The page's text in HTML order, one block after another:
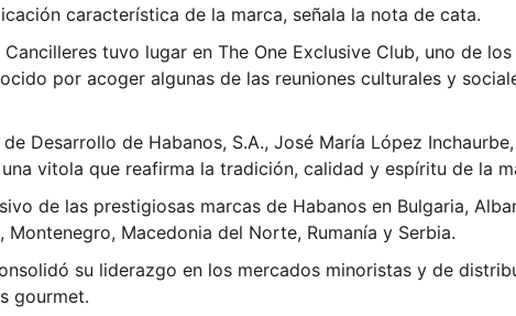
característica de la marca, señala la nota de cata.
tuvo lugar en The One Exclusive Club, uno de
por acoger algunas de las reuniones culturales y
Desarrollo de Habanos, S.A., José María López
vitola que reafirma la tradición, calidad y espíritu de la
de las prestigiosas marcas de Habanos en Bulgaria,
Montenegro, Macedonia del Norte, Rumanía y Serbia.
su liderazgo en los mercados minoristas y de
gourmet.